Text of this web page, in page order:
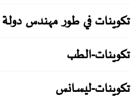
تكوينات في طور مهندس دولة
تكوينات-الطب
تكوينات-ليسانس